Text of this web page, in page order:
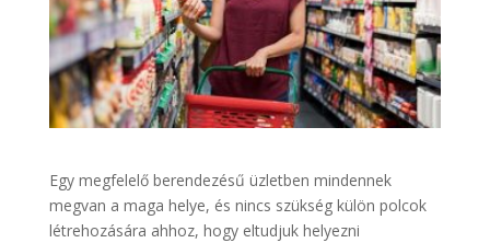
Egy megfelelő berendezésű üzletben mindennek
megvan a maga helye, és nincs szükség külön polcok
létrehozására ahhoz, hogy eltudjuk helyezni